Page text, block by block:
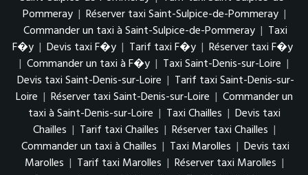
Pommeray | Réserver taxi Saint-Sulpice-de-Pommeray |
Commander un taxi à Saint-Sulpice-de-Pommeray | Taxi
F�y | Devis taxi F�y | Tarif taxi F�y | Réserver taxi F�y
| Commander un taxi à F�y | Taxi Saint-Denis-sur-Loire |
Devis taxi Saint-Denis-sur-Loire | Tarif taxi Saint-Denis-sur-
Loire | Réserver taxi Saint-Denis-sur-Loire | Commander un
taxi à Saint-Denis-sur-Loire | Taxi Chailles | Devis taxi
Chailles | Tarif taxi Chailles | Réserver taxi Chailles |
Commander un taxi à Chailles | Taxi Marolles | Devis taxi
Marolles | Tarif taxi Marolles | Réserver taxi Marolles |